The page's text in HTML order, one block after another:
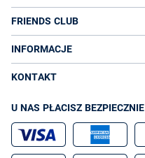
FRIENDS CLUB
INFORMACJE
KONTAKT
U NAS PŁACISZ BEZPIECZNIE